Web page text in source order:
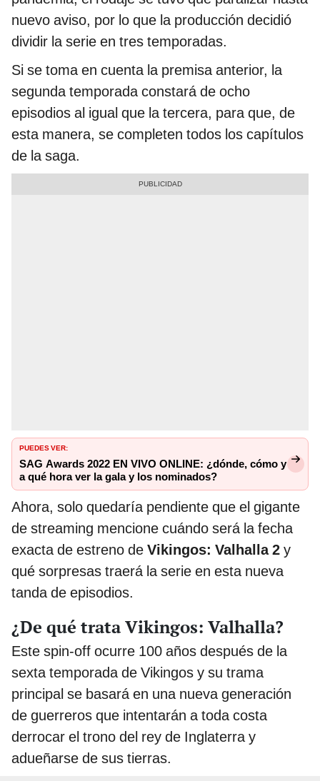
nuevo aviso, por lo que la producción decidió
dividir la serie en tres temporadas.
Si se toma en cuenta la premisa anterior, la
segunda temporada constará de ocho
episodios al igual que la tercera, para que, de
esta manera, se completen todos los capítulos
de la saga.
PUEDES VER:
SAG Awards 2022 EN VIVO ONLINE: ¿dónde, cómo y
a qué hora ver la gala y los nominados?
Ahora, solo quedaría pendiente que el gigante
de streaming mencione cuándo será la fecha
exacta de estreno de Vikingos: Valhalla 2 y
qué sorpresas traerá la serie en esta nueva
tanda de episodios.
¿De qué trata Vikingos: Valhalla?
Este spin-off ocurre 100 años después de la
sexta temporada de Vikingos y su trama
principal se basará en una nueva generación
de guerreros que intentarán a toda costa
derrocar el trono del rey de Inglaterra y
adueñarse de sus tierras.